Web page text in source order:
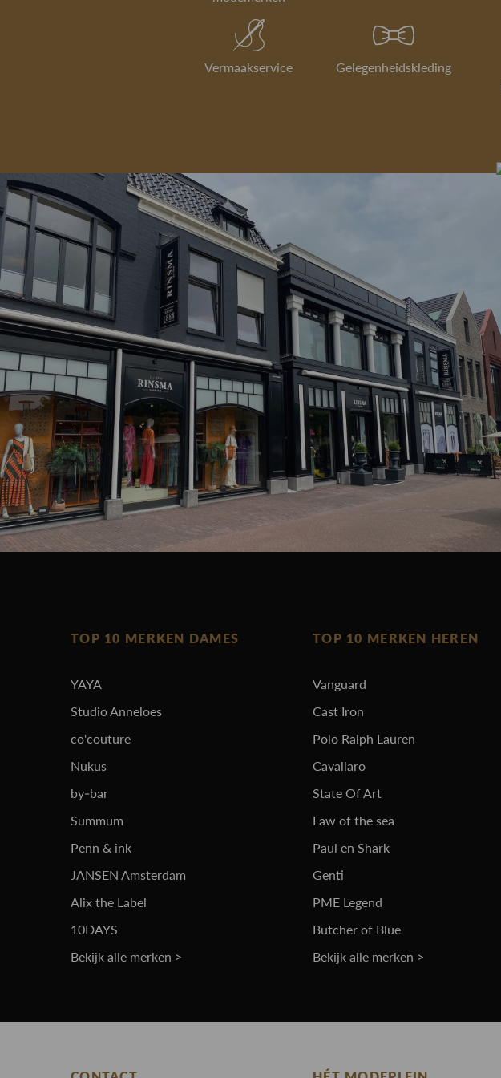
Vermaakservice Gelegenheidskleding
TOP 10 MERKEN DAMES
YAYA
Studio Anneloes
co'couture
Nukus
by-bar
Summum
Penn & ink
JANSEN Amsterdam
Alix the Label
10DAYS
Bekijk alle merken >
TOP 10 MERKEN HEREN
Vanguard
Cast Iron
Polo Ralph Lauren
Cavallaro
State Of Art
Law of the sea
Paul en Shark
Genti
PME Legend
Butcher of Blue
Bekijk alle merken >